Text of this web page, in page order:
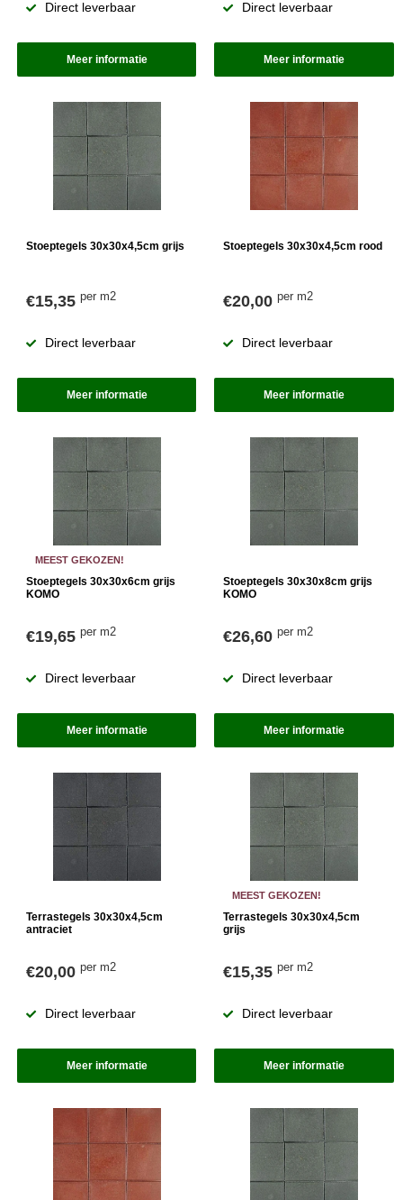
Direct leverbaar
Meer informatie
Direct leverbaar
Meer informatie
Stoeptegels 30x30x4,5cm grijs
€15,35 per m2
Direct leverbaar
Meer informatie
Stoeptegels 30x30x4,5cm rood
€20,00per m2
Direct leverbaar
Meer informatie
MEEST GEKOZEN!
Stoeptegels 30x30x6cm grijs
KOMO
€19,65 per m2
Direct leverbaar
Meer informatie
Stoeptegels 30x30x8cm grijs
KOMO
€26,60per m2
Direct leverbaar
Meer informatie
Terrastegels 30x30x4,5cm
antraciet
€20,00 per m2
Direct leverbaar
Meer informatie
MEEST GEKOZEN!
Terrastegels 30x30x4,5cm
grijs
€15,35per m2
Direct leverbaar
Meer informatie